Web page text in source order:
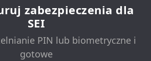
zabezpieczenia dla
SEI
PIN lub biometryczne i
gotowe